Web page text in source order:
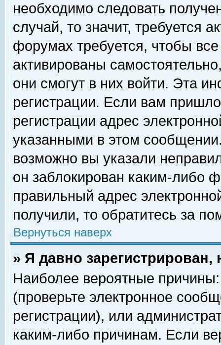
необходимо следовать
случай, то значит, требуется
форумах требуется, чтобы
активированы
они смогут в них войти. Эта
регистрации. Если вам
регистрации адрес
указанными в этом
возможно вы указали
он заблокирован каким-либо
правильный адрес
получили, то обратитесь за
Вернуться наверх
» Я давно
Наиболее вероятные
(проверьте электронное
регистрации), или
каким-либо причинам. Если